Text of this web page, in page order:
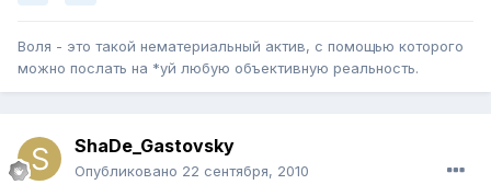
Воля - это такой нематериальный актив, с помощью которого
можно послать на *уй любую объективную реальность.
ShaDe_Gastovsky
Опубликовано 22 сентября, 2010